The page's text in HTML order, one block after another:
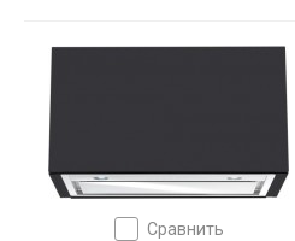
сравнить